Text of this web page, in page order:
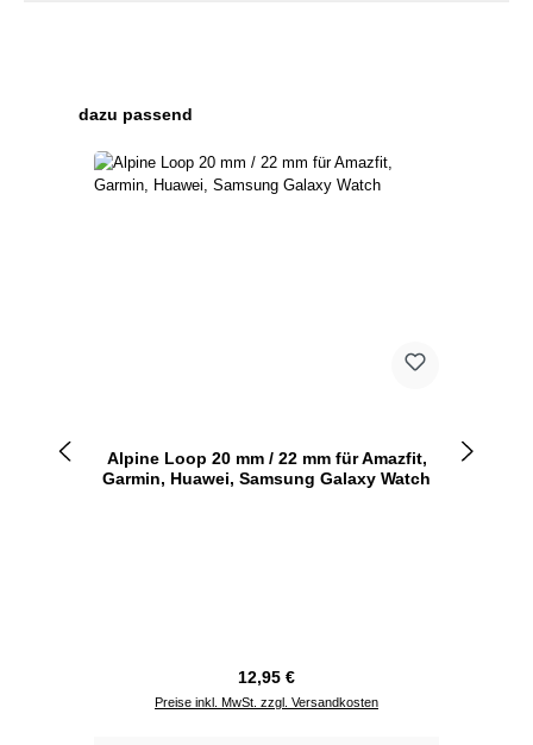
Produktgalerie überspringen
dazu passend
Alpine Loop 20 mm / 22 mm für Amazfit,
Garmin, Huawei, Samsung Galaxy Watch
Regulärer Preis:
12,95 €
Preise inkl. MwSt. zzgl. Versandkosten